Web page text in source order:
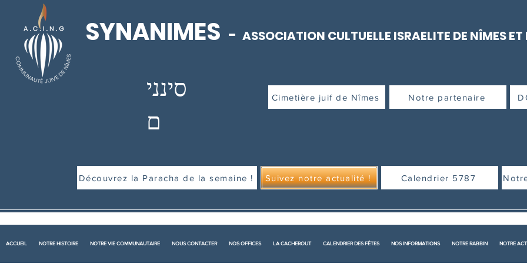
SYNANIMES - ASSOCIATION CULTUELLE ISRAELITE DE NÎMES
סינני
ם
Notre partenaire
Cimetière juif de Nîmes
Découvrez la Paracha de la semaine ! Suivez notre actualité ! Calendrier 5787
ACCUEIL NOTRE HISTOIRE NOTRE VIE COMMUNAUTAIRE NOUS CONTACTER NOS OFFICES LA CACHEROUT CALENDRIER DES FÊTES NOS INFORMATIONS NOTRE RABBIN NOTRE